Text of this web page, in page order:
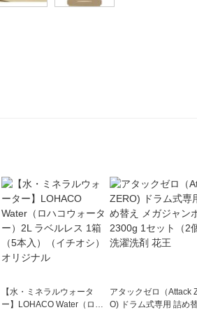
【水・ミネラルウォータ
ー】LOHACO Water（ロハ
アタックゼロ（Attack
O) ドラム式専用 詰め替